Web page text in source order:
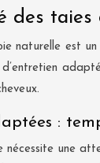
taies
naturelle est
:
nécessite une